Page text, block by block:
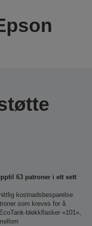
63 patroner i ett sett
kostnadsbesparelse
som kreves for å
blekkflasker «101»,